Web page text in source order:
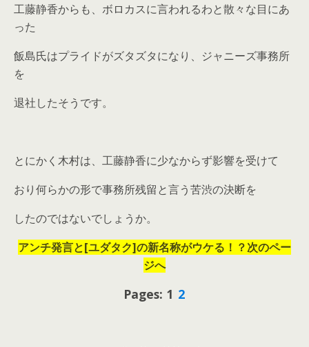
工藤静香からも、ボロカスに言われるわと散々な目にあ
った
飯島氏はプライドがズタズタになり、ジャニーズ事務所
を
退社したそうです。
とにかく木村は、工藤静香に少なからず影響を受けて
おり何らかの形で事務所残留と言う苦渋の決断を
したのではないでしょうか。
アンチ発言と[ユダタク]の新名称がウケる！？次のペー
ジへ
Pages: 1 2